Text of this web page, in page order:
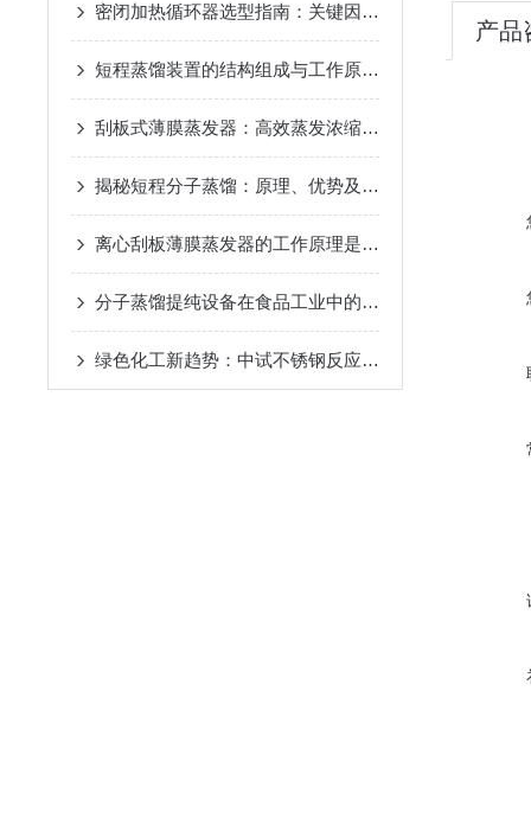
密闭加热循环器选型指南：关键因素与考量
短程蒸馏装置的结构组成与工作原理
刮板式薄膜蒸发器：高效蒸发浓缩设备的深度解析
揭秘短程分子蒸馏：原理、优势及未来发展趋势
离心刮板薄膜蒸发器的工作原理是什么？
分子蒸馏提纯设备在食品工业中的应用
绿色化工新趋势：中试不锈钢反应釜的环保应用
产品